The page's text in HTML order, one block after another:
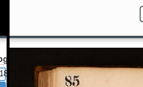
- Døde kvinder 1890